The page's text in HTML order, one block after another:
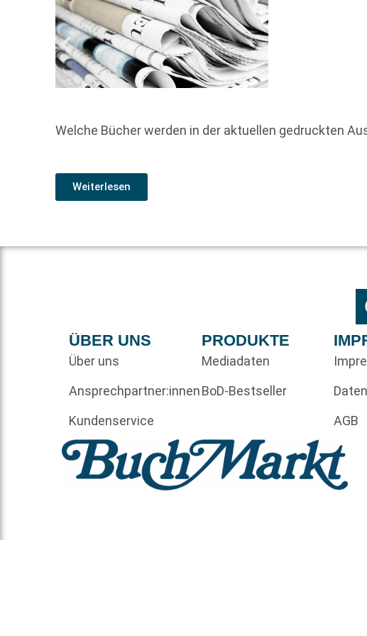
Welche Bücher werden in der aktuellen gedruckten
Weiterlesen
ÜBER UNS
Über uns
Ansprechpartner:innen
Kundenservice
PRODUKTE
Mediadaten
BoD-Bestseller
AGB